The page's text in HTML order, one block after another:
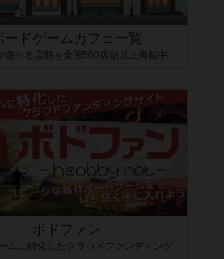
ードゲームカフェ一覧
遊べる店舗を全国500店舗以上掲載中
ボドファン
ムに特化したクラウドファンディング